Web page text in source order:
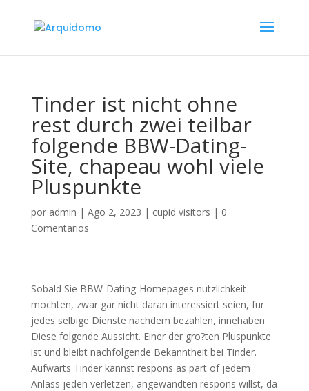
Tinder ist nicht ohne
rest durch zwei teilbar
folgende BBW-Dating-
Site, chapeau wohl viele
Pluspunkte
por admin | Ago 2, 2023 | cupid visitors | 0
Comentarios
Sobald Sie BBW-Dating-Homepages nutzlichkeit
mochten, zwar gar nicht daran interessiert seien, fur
jedes selbige Dienste nachdem bezahlen, innehaben
Diese folgende Aussicht. Einer der gro?ten Pluspunkte
ist und bleibt nachfolgende Bekanntheit bei Tinder.
Aufwarts Tinder kannst respons as part of jedem
Anlass jeden verletzen, angewandten respons willst, da